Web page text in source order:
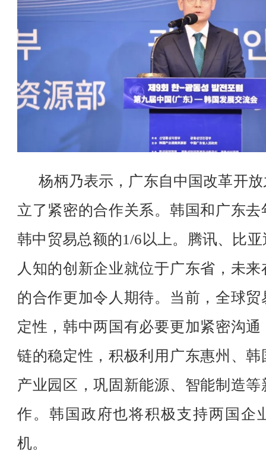
杨柄乃表示，广东自中国改革开
立了紧密的合作关系。韩国和广东
韩中贸易总额的1/6以上。腾讯、比
人知的创新企业就位于广东省，未
的合作更加令人期待。当前，全球
定性，韩中两国有必要更加紧密沟
链的稳定性，积极利用广东惠州、
产业园区，巩固新能源、智能制造
作。韩国政府也将积极支持两国企
机。